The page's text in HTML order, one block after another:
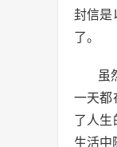
封信是
了。
虽
一天都
了人生
生活中